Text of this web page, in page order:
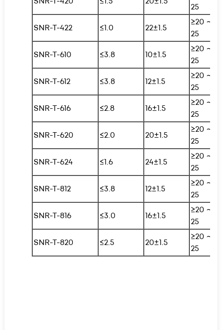
25
SNR-T-422
≤1.0 22±1.5
≥20 ∼
25
SNR-T-610
≤3.8 10±1.5
≥20 ∼
25
SNR-T-612
≤3.8 12±1.5
≥20 ∼
25
SNR-T-616
≤2.8 16±1.5
≥20 ∼
25
SNR-T-620
≤2.0 20±1.5
≥20 ∼
25
SNR-T-624
≤1.6 24±1.5
≥20 ∼
25
SNR-T-812
≤3.8 12±1.5
≥20 ∼
25
SNR-T-816
≤3.0 16±1.5
≥20 ∼
25
SNR-T-820
≤2.5 20±1.5
≥20 ∼
25